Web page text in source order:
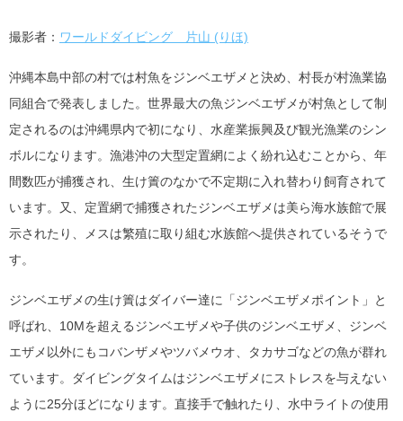
撮影者： ワールドダイビング 片山 (りほ)
沖縄本島中部の村では村魚をジンベエザメと決め、村長が村漁業協
同組合で発表しました。世界最大の魚ジンベエザメが村魚として制
定されるのは沖縄県内で初になり、水産業振興及び観光漁業のシン
ボルになります。漁港沖の大型定置網によく紛れ込むことから、年
間数匹が捕獲され、生け簀のなかで不定期に入れ替わり飼育されて
います。又、定置網で捕獲されたジンベエザメは美ら海水族館で展
示されたり、メスは繁殖に取り組む水族館へ提供されているそうで
す。
ジンベエザメの生け簀はダイバー達に「ジンベエザメポイント」と
呼ばれ、10Mを超えるジンベエザメや子供のジンベエザメ、ジンベ
エザメ以外にもコバンザメやツバメウオ、タカサゴなどの魚が群れ
ています。ダイビングタイムはジンベエザメにストレスを与えない
ように25分ほどになります。直接手で触れたり、水中ライトの使用